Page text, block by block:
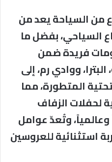
من السياحة يعد من
السياحي، بفضل ما
فريدة ضمن
ووادي رم، إلى
المتطورة، مما
لحفلات الزفاف
وعالمياً، وتُعدّ عوامل
استثنائية للعروسين